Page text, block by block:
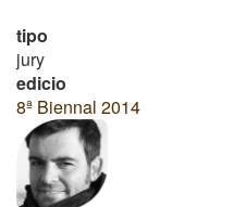
tipo
jury
edicio
8ª Biennal 2014